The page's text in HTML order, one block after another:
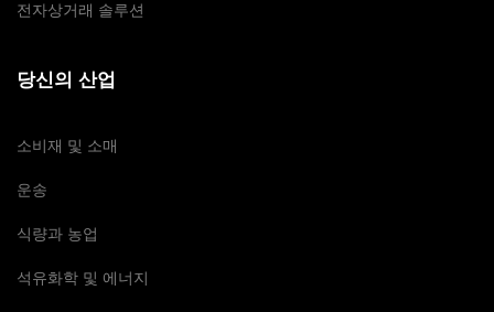
전자상거래 솔루션
당신의 산업
소비재 및 소매
운송
식량과 농업
석유화학 및 에너지